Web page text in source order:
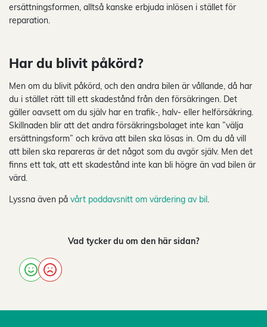
ersättningsformen, alltså kanske erbjuda inlösen i stället för
reparation.
Har du blivit påkörd?
Men om du blivit påkörd, och den andra bilen är vållande, då har
du i stället rätt till ett skadestånd från den försäkringen. Det
gäller oavsett om du själv har en trafik-, halv- eller helförsäkring.
Skillnaden blir att det andra försäkringsbolaget inte kan ”välja
ersättningsform” och kräva att bilen ska lösas in. Om du då vill
att bilen ska repareras är det något som du avgör själv. Men det
finns ett tak, att ett skadestånd inte kan bli högre än vad bilen är
värd.
Lyssna även på vårt poddavsnitt om värdering av bil.
Vad tycker du om den här sidan?